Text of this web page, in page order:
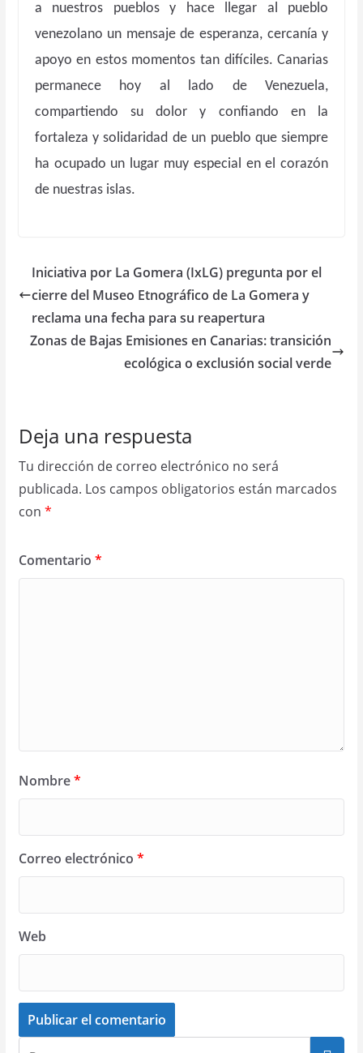
a nuestros pueblos y hace llegar al pueblo
venezolano un mensaje de esperanza, cercanía y
apoyo en estos momentos tan difíciles. Canarias
permanece hoy al lado de Venezuela,
compartiendo su dolor y confiando en la
fortaleza y solidaridad de un pueblo que siempre
ha ocupado un lugar muy especial en el corazón
de nuestras islas.
Iniciativa por La Gomera (IxLG) pregunta por el
cierre del Museo Etnográfico de La Gomera y
reclama una fecha para su reapertura
Zonas de Bajas Emisiones en Canarias: transición
ecológica o exclusión social verde
Deja una respuesta
Tu dirección de correo electrónico no será
publicada. Los campos obligatorios están marcados
con *
Comentario *
Nombre*
Correo electrónico *
Web